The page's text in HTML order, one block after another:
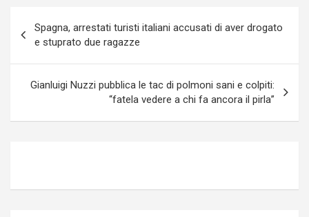
articoli
Spagna, arrestati turisti italiani accusati di aver drogato
e stuprato due ragazze
Gianluigi Nuzzi pubblica le tac di polmoni sani e colpiti:
“fatela vedere a chi fa ancora il pirla”